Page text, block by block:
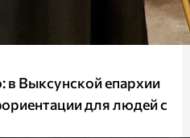
в Выксунской епархии
для людей с